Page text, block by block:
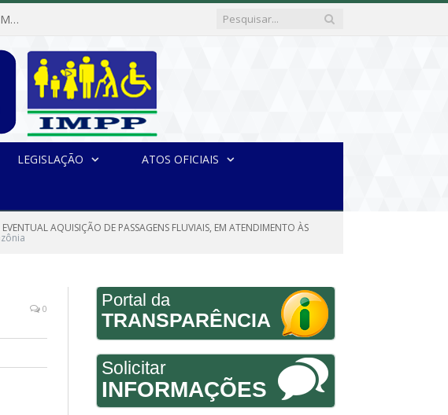
Dispensa de Licitação Nº 7/2026-300404-I (CONTRATAÇÃO DE EMPRESA PARA MANUTENÇÃO E REPARAÇÃO DE APARELHOS DE AR CONDICIONADO, EM ATENDIMENTO ÀS NECESSIDADES DO INSTITUTO DE PREVIDÊNCIA MUNICIPAL DE PORTEL/PA)
LEGISLAÇÃO ATOS OFICIAIS
AQUISIÇÃO DE PASSAGENS FLUVIAIS, EM ATENDIMENTO ÀS
0 Portal da
TRANSPARÊNCIA
Solicitar
INFORMAÇÕES